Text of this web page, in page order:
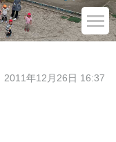
2011年12月26日 16:37